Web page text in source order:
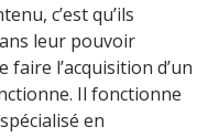
c’est qu’ils
leur pouvoir
faire l’acquisition d’un
Il fonctionne
en